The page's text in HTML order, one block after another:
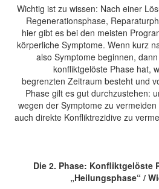
Wichtig ist zu wissen: Nach einer
Regenerationsphase,
hier gibt es bei den meisten
körperliche Symptome. Wenn kurz
also Symptome beginnen,
konfliktgelöste Phase hat,
begrenzten Zeitraum besteht und
Phase gilt es gut durchzustehen:
wegen der Symptome zu
auch direkte Konfliktrezidive zu
Die 2. Phase: Konfliktgelöste
„Heilungsphase“ /